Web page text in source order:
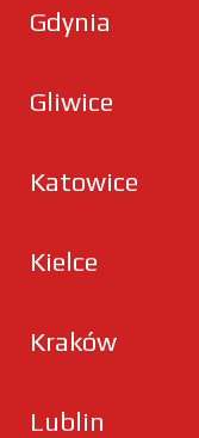
Gdynia
Gliwice
Katowice
Kielce
Kraków
Lublin